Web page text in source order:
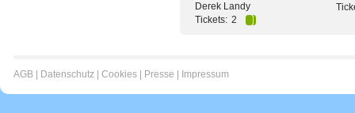
Derek Landy
Tickets: 2
AGB Datenschutz Cookies Presse Impressum